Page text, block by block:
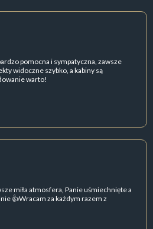
pomocna i sympatyczna, zawsze
widoczne szybko, a kabiny są
warto!
miła atmosfera, Panie uśmiechnięte a
👍Wracam za każdym razem z